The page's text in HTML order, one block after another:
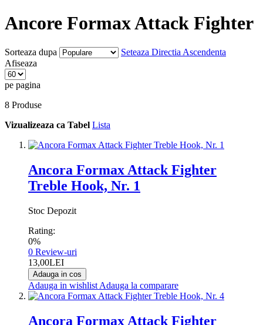
Ancore Formax Attack Fighter
Sorteaza dupa
Seteaza Directia Ascendenta
Afiseaza
pe pagina
8 Produse
Vizualizeaza ca Tabel Lista
Ancora Formax Attack Fighter
Treble Hook, Nr. 1
Stoc Depozit
Rating:
0%
0 Review-uri
13,00LEI
Adauga in cos
Adauga in wishlist Adauga la comparare
Ancora Formax Attack Fighter